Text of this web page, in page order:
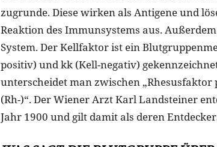
zugrunde. Diese wirken als Antigene und
Reaktion des Immunsystems aus.
System. Der Kellfaktor ist ein
positiv) und kk (Kell-negativ)
unterscheidet man zwischen
(Rh-)“. Der Wiener Arzt Karl Landsteiner
Jahr 1900 und gilt damit als deren